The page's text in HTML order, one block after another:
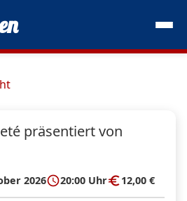
präsentiert von
2026schedule20:00 Uhreuro12,00 €